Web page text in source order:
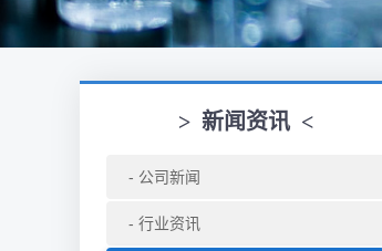
> 新闻资讯 <
公司新闻
行业资讯